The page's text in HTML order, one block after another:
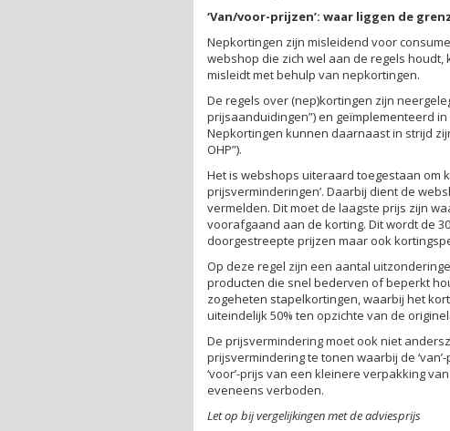
‘Van/voor-prijzen’: waar liggen de
Nepkortingen zijn misleidend voor
webshop die zich wel aan de regels
misleidt met behulp van nepkortingen.
De regels over (nep)kortingen zijn
prijsaanduidingen”) en geïmplementeerd
Nepkortingen kunnen daarnaast in strijd
OHP”).
Het is webshops uiteraard toegestaan om
prijsverminderingen’. Daarbij dient de
vermelden. Dit moet de laagste prijs zijn
voorafgaand aan de korting. Dit wordt de
doorgestreepte prijzen maar ook
Op deze regel zijn een aantal
producten die snel bederven of beperkt
zogeheten stapelkortingen, waarbij het
uiteindelijk 50% ten opzichte van de
De prijsvermindering moet ook niet
prijsvermindering te tonen waarbij de
‘voor’-prijs van een kleinere verpakking
eveneens verboden.
Let op bij vergelijkingen met de adviesprijs